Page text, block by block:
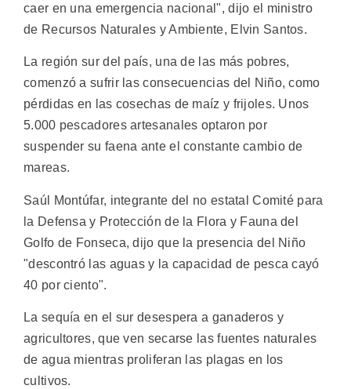
caer en una emergencia nacional", dijo el ministro
de Recursos Naturales y Ambiente, Elvin Santos.
La región sur del país, una de las más pobres,
comenzó a sufrir las consecuencias del Niño, como
pérdidas en las cosechas de maíz y frijoles. Unos
5.000 pescadores artesanales optaron por
suspender su faena ante el constante cambio de
mareas.
Saúl Montúfar, integrante del no estatal Comité para
la Defensa y Protección de la Flora y Fauna del
Golfo de Fonseca, dijo que la presencia del Niño
"descontró las aguas y la capacidad de pesca cayó
40 por ciento".
La sequía en el sur desespera a ganaderos y
agricultores, que ven secarse las fuentes naturales
de agua mientras proliferan las plagas en los
cultivos.